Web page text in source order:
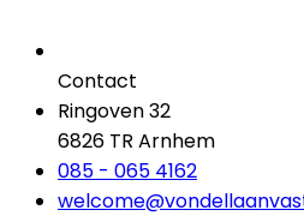
Contact
Ringoven 32
6826 TR Arnhem
085 - 065 4162